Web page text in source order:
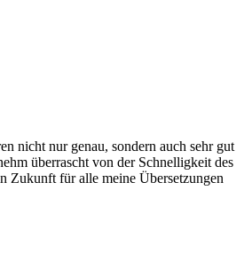
nicht nur genau, sondern auch sehr gut
überrascht von der Schnelligkeit des
Zukunft für alle meine Übersetzungen